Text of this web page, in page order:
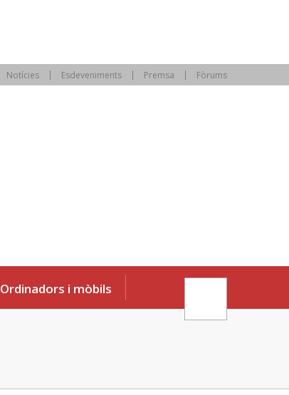
Notícies Esdeveniments Premsa Fòrums
Ordinadors i mòbils